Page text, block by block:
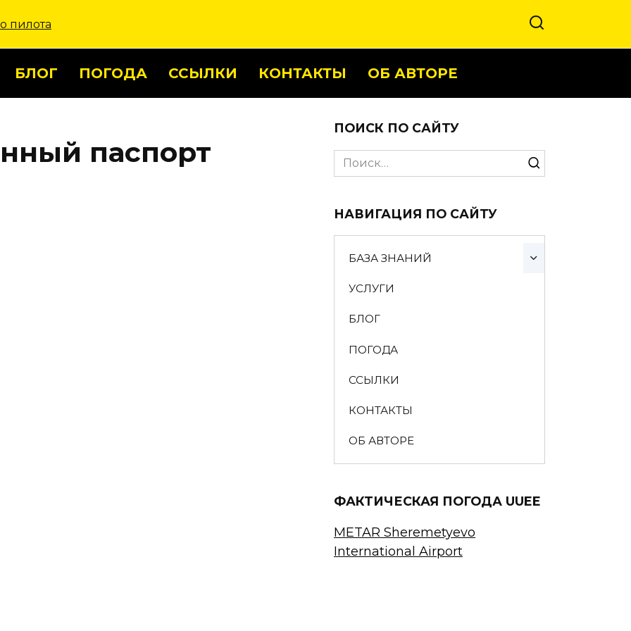
БЛОГ ПОГОДА ССЫЛКИ КОНТАКТЫ ОБ АВТОРЕ
паспорт
ПОИСК ПО САЙТУ
Search
for:
НАВИГАЦИЯ ПО САЙТУ
БАЗА ЗНАНИЙ
УСЛУГИ
БЛОГ
ПОГОДА
ССЫЛКИ
КОНТАКТЫ
ОБ АВТОРЕ
ФАКТИЧЕСКАЯ ПОГОДА UUEE
METAR Sheremetyevo
International Airport